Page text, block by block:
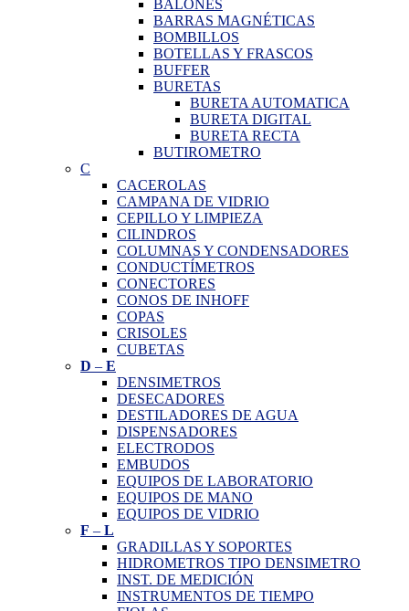
BALONES
BARRAS MAGNÉTICAS
BOMBILLOS
BOTELLAS Y FRASCOS
BUFFER
BURETAS
BURETA AUTOMATICA
BURETA DIGITAL
BURETA RECTA
BUTIROMETRO
C
CACEROLAS
CAMPANA DE VIDRIO
CEPILLO Y LIMPIEZA
CILINDROS
COLUMNAS Y CONDENSADORES
CONDUCTÍMETROS
CONECTORES
CONOS DE INHOFF
COPAS
CRISOLES
CUBETAS
D – E
DENSIMETROS
DESECADORES
DESTILADORES DE AGUA
DISPENSADORES
ELECTRODOS
EMBUDOS
EQUIPOS DE LABORATORIO
EQUIPOS DE MANO
EQUIPOS DE VIDRIO
F – L
GRADILLAS Y SOPORTES
HIDROMETROS TIPO DENSIMETRO
INST. DE MEDICIÓN
INSTRUMENTOS DE TIEMPO